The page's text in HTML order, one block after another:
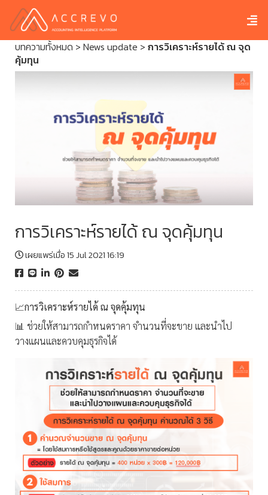
บทความทั้งหมด > News update > การวิเคราะห์รายได้ ณ จุด
คุ้มทุน
การวิเคราะห์รายได้ ณ จุดคุ้มทุน
เผยแพร่เมื่อ 15 Jul 2021 16:19
📈การวิเคราะห์รายได้ ณ จุดคุ้มทุน
📊 ช่วยให้สามารถกำหนดราคา จำนวนที่จะขาย และนำไป
วางแผนและควบคุมธุรกิจได้